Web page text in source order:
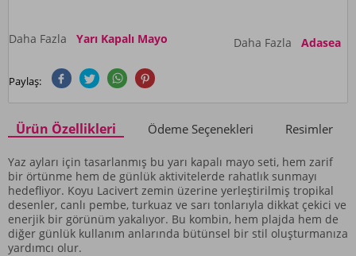
Daha Fazla Yarı Kapalı Mayo Daha Fazla Adasea
Paylaş:
Ürün Özellikleri Ödeme Seçenekleri Resimler
Yaz ayları için tasarlanmış bu yarı kapalı mayo seti, hem zarif
bir örtünme hem de günlük aktivitelerde rahatlık sunmayı
hedefliyor. Koyu Lacivert zemin üzerine yerleştirilmiş tropikal
desenler, canlı pembe, turkuaz ve sarı tonlarıyla dikkat çekici ve
enerjik bir görünüm yakalıyor. Bu kombin, hem plajda hem de
diğer günlük kullanım anlarında bütünsel bir stil oluşturmanıza
yardımcı olur.